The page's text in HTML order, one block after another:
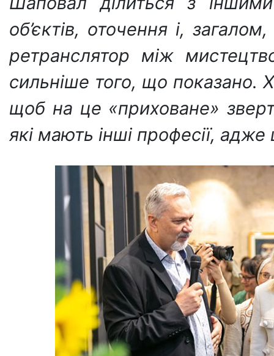
об’єктів, оточення і,
ретранслятор між
сильніше того, що показано.
щоб на це «приховане»
які мають інші професії,